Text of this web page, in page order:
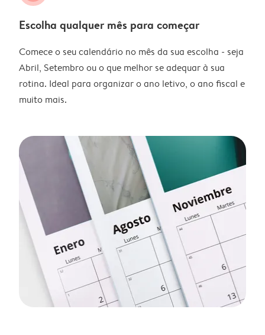
Escolha qualquer mês para começar
Comece o seu calendário no mês da sua escolha - seja
Abril, Setembro ou o que melhor se adequar à sua
rotina. Ideal para organizar o ano letivo, o ano fiscal e
muito mais.